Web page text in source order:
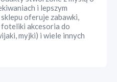
i lepszym
oferuje zabawki,
akcesoria do
myjki) i wiele innych